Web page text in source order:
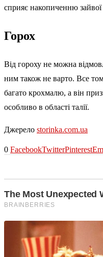
сприяє накопиченню зайвої
Горох
Від гороху не можна
ним також не варто. Все
багато крохмалю, а він
особливо в області талії.
Джерело storinka.com.ua
0 FacebookTwitterPinterest